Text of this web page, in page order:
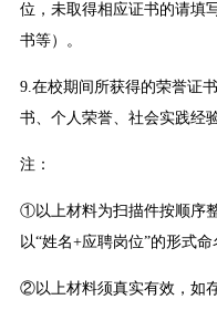
位，未取得相应证书的请填
书等）。
9.在校期间所获得的荣誉证
书、个人荣誉、社会实践经
注：
①以上材料为扫描件按顺序
以“姓名+应聘岗位”的形式命
②以上材料须真实有效，如